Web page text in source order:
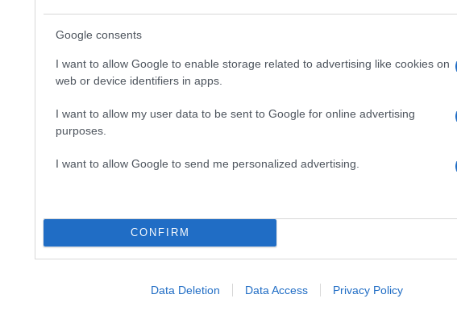
Google consents
I want to allow Google to enable storage related to advertising like cookies on
web or device identifiers in apps.
I want to allow my user data to be sent to Google for online advertising
purposes.
I want to allow Google to send me personalized advertising.
CONFIRM
Data Deletion Data Access Privacy Policy